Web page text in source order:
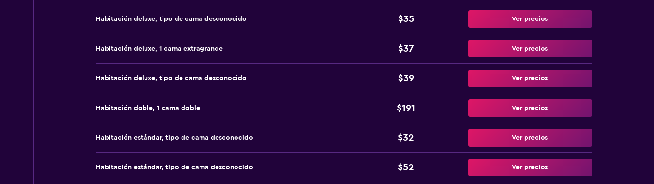
Habitación deluxe, tipo de cama desconocido $35 Ver precios
Habitación deluxe, 1 cama extragrande $37 Ver precios
Habitación deluxe, tipo de cama desconocido $39 Ver precios
Habitación doble, 1 cama doble $191 Ver precios
Habitación estándar, tipo de cama desconocido $32 Ver precios
Habitación estándar, tipo de cama desconocido $52 Ver precios